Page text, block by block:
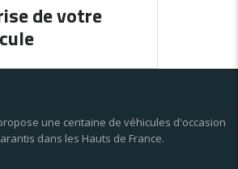
de votre
propose une centaine de véhicules d'occasion
dans les Hauts de France.